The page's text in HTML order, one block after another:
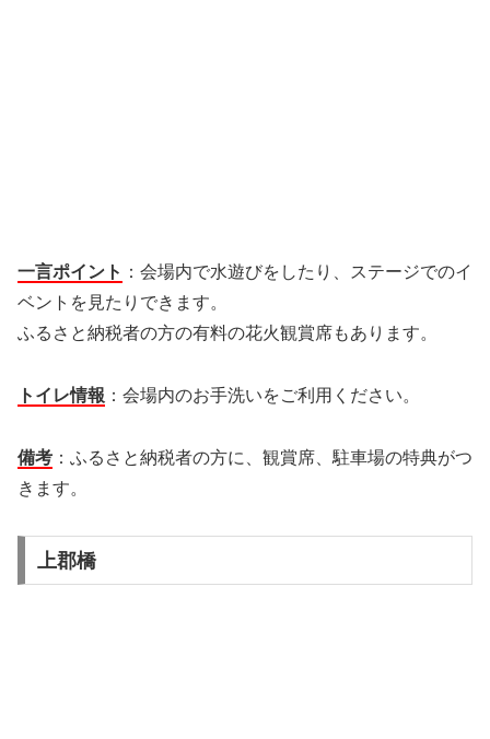
一言ポイント ：会場内で水遊びをしたり、ステージでのイ
ベントを見たりできます。
ふるさと納税者の方の有料の花火観賞席もあります。
トイレ情報 ：会場内のお手洗いをご利用ください。
備考 ：ふるさと納税者の方に、観賞席、駐車場の特典がつ
きます。
上郡橋